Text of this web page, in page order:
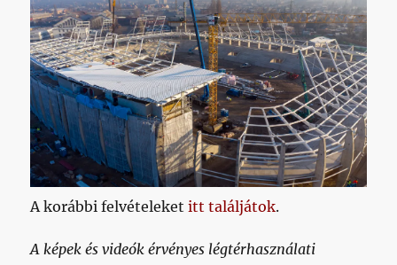
A korábbi felvételeketitt találjátok.
A képek és videók érvényes légtérhasználati